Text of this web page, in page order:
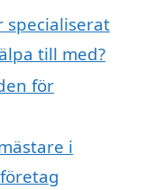
specialiserat
till med?
för
i